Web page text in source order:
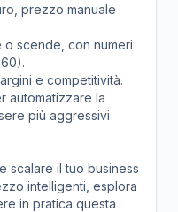
prezzo manuale
scende, con numeri
e competitività.
automatizzare la
più aggressivi
scalare il tuo business
intelligenti, esplora
in pratica questa